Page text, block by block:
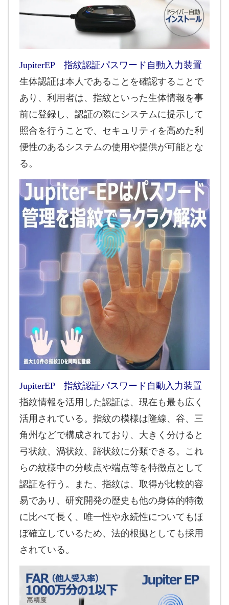
JupiterEP 指紋認証パスワード自動入力装置
生体認証は本人であることを確認することで
あり、利用者は、指紋といった生体情報を事
前に登録し、認証の際にシステムに提示して
照合を行うことで、セキュリティを高めた利
便性のあるシステムの使用や提供が可能とな
る。
JupiterEP 指紋認証パスワード自動入力装置
指紋情報を活用した認証は、現在も最も広く
活用されている。指紋の模様は隆線、谷、三
角州などで構成されており、大きく分けると
弓状紋、渦状紋、蹄状紋に分類できる。これ
らの紋様中の分岐点や端点等を特徴点として
認証を行う。また、指紋は、取得が比較的容
易であり、研究開発の歴史も他の身体的特徴
に比べて長く、唯一性や永続性についてもほ
ぼ確立しているため、法的根拠としても採用
されている。